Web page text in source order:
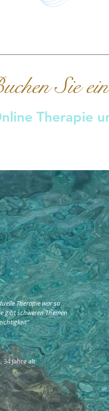
Sie
Therapie
Danke
Therapie war so
gibt schweren Themen
34 Jahre alt